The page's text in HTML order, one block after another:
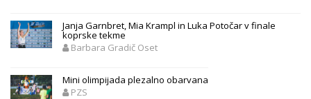
Janja Garnbret, Mia Krampl in Luka Potočar v finale
koprske tekme
Barbara Gradič Oset
Mini olimpijada plezalno obarvana
PZS